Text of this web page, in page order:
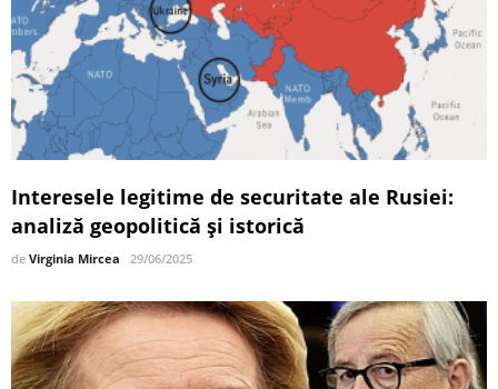
Interesele legitime de securitate ale Rusiei:
analiză geopolitică și istorică
de Virginia Mircea 29/06/2025